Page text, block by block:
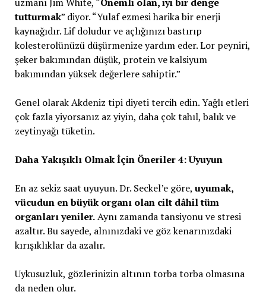
tutturmak” diyor. “Yulaf ezmesi harika bir enerji
kaynağıdır. Lif doludur ve açlığınızı bastırıp
kolesterolünüzü düşürmenize yardım eder. Lor peyniri,
şeker bakımından düşük, protein ve kalsiyum
bakımından yüksek değerlere sahiptir.”
Genel olarak Akdeniz tipi diyeti tercih edin. Yağlı etleri
çok fazla yiyorsanız az yiyin, daha çok tahıl, balık ve
zeytinyağı tüketin.
Daha Yakışıklı Olmak İçin Öneriler 4: Uyuyun
En az sekiz saat uyuyun. Dr. Seckel’e göre, uyumak,
vücudun en büyük organı olan cilt dâhil tüm
organları yeniler.Aynı zamanda tansiyonu ve stresi
azaltır. Bu sayede, alnınızdaki ve göz kenarınızdaki
kırışıklıklar da azalır.
Uykusuzluk, gözlerinizin altının torba torba olmasına
da neden olur.